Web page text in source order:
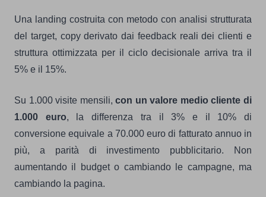
Una landing costruita con metodo con analisi strutturata
del target, copy derivato dai feedback reali dei clienti e
struttura ottimizzata per il ciclo decisionale arriva tra il
5% e il 15%.
Su 1.000 visite mensili,con un valore medio cliente di
1.000 euro, la differenza tra il 3% e il 10% di
conversione equivale a 70.000 euro di fatturato annuo in
più, a parità di investimento pubblicitario. Non
aumentando il budget o cambiando le campagne, ma
cambiando la pagina.